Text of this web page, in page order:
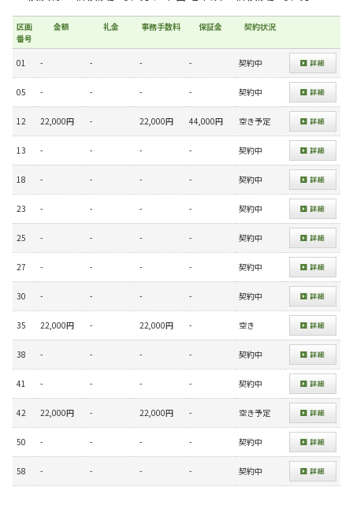
区画
番号
金額 礼金 事務手数料 保証金 契約状況
01 - - - - 契約中
05 - - - - 契約中
12 22,000円 - 22,000円 44,000円 空き予定
13 - - - - 契約中
18 - - - - 契約中
23 - - - - 契約中
25 - - - - 契約中
27 - - - - 契約中
30 - - - - 契約中
35 22,000円 - 22,000円 - 空き
38 - - - - 契約中
41 - - - - 契約中
42 22,000円 - 22,000円 - 空き予定
50 - - - - 契約中
58 - - - - 契約中